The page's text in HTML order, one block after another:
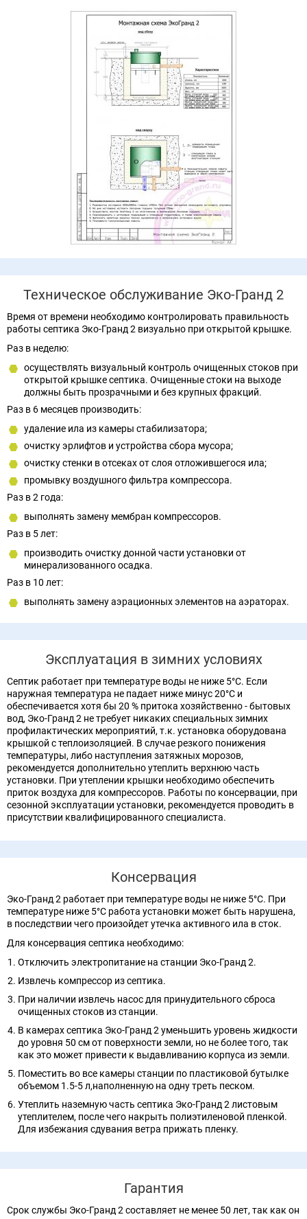
Техническое обслуживание Эко-Гранд 2
Время от времени необходимо контролировать правильность
работы септика Эко-Гранд 2 визуально при открытой крышке.
Раз в неделю:
осуществлять визуальный контроль очищенных стоков при
открытой крышке септика. Очищенные стоки на выходе
должны быть прозрачными и без крупных фракций.
Раз в 6 месяцев производить:
удаление ила из камеры стабилизатора;
очистку эрлифтов и устройства сбора мусора;
очистку стенки в отсеках от слоя отложившегося ила;
промывку воздушного фильтра компрессора.
Раз в 2 года:
выполнять замену мембран компрессоров.
Раз в 5 лет:
производить очистку донной части установки от
минерализованного осадка.
Раз в 10 лет:
выполнять замену аэрационных элементов на аэраторах.
Эксплуатация в зимних условиях
Септик работает при температуре воды не ниже 5°С. Если
наружная температура не падает ниже минус 20°С и
обеспечивается хотя бы 20 % притока хозяйственно - бытовых
вод, Эко-Гранд 2 не требует никаких специальных зимних
профилактических мероприятий, т.к. установка оборудована
крышкой с теплоизоляцией. В случае резкого понижения
температуры, либо наступления затяжных морозов,
рекомендуется дополнительно утеплить верхнюю часть
установки. При утеплении крышки необходимо обеспечить
приток воздуха для компрессоров. Работы по консервации, при
сезонной эксплуатации установки, рекомендуется проводить в
присутствии квалифицированного специалиста.
Консервация
Эко-Гранд 2 работает при температуре воды не ниже 5°C. При
температуре ниже 5°C работа установки может быть нарушена,
в последствии чего произойдет утечка активного ила в сток.
Для консервация септика необходимо:
Отключить электропитание на станции Эко-Гранд 2.
Извлечь компрессор из септика.
При наличии извлечь насос для принудительного сброса
очищенных стоков из станции.
В камерах септика Эко-Гранд 2 уменьшить уровень жидкости
до уровня 50 см от поверхности земли, но не более того, так
как это может привести к выдавливанию корпуса из земли.
Поместить во все камеры станции по пластиковой бутылке
объемом 1.5-5 л,наполненную на одну треть песком.
Утеплить наземную часть септика Эко-Гранд 2 листовым
утеплителем, после чего накрыть полиэтиленовой пленкой.
Для избежания сдувания ветра прижать пленку.
Гарантия
Срок службы Эко-Гранд 2 составляет не менее 50 лет, так как он